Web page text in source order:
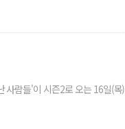
사람들'이 시즌2로 오는 16일(목)